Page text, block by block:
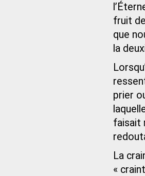
fruit
que
la
prier
faisait
La
«